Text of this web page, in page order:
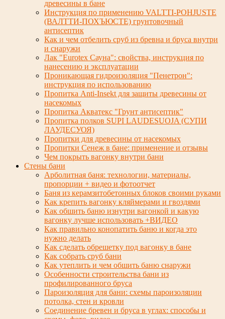
древесины в бане
Инструкция по применению VALTTI-POHJUSTE
(ВАЛТТИ-ПОХЪЮСТЕ) грунтовочный
антисептик
Как и чем отбелить сруб из бревна и бруса внутри
и снаружи
Лак "Eurotex Cауна": свойства, инструкция по
нанесению и эксплуатации
Проникающая гидроизоляция "Пенетрон":
инструкция по использованию
Пропитка Anti-Insekt для защиты древесины от
насекомых
Пропитка Акватекс "Грунт антисептик"
Пропитка полков SUPI LAUDESUOJA (СУПИ
ЛАУДЕСУОЯ)
Пропитки для древесины от насекомых
Пропитки Сенеж в бане: применение и отзывы
Чем покрыть вагонку внутри бани
Стены бани
Арболитная баня: технологии, материалы,
пропорции + видео и фотоотчет
Баня из керамзитобетонных блоков своими руками
Как крепить вагонку кляймерами и гвоздями
Как обшить баню изнутри вагонкой и какую
вагонку лучше использовать +ВИДЕО
Как правильно конопатить баню и когда это
нужно делать
Как сделать обрешетку под вагонку в бане
Как собрать сруб бани
Как утеплить и чем обшить баню снаружи
Особенности строительства бани из
профилированного бруса
Пароизоляция для бани: схемы пароизоляции
потолка, стен и кровли
Соединение бревен и бруса в углах: способы и